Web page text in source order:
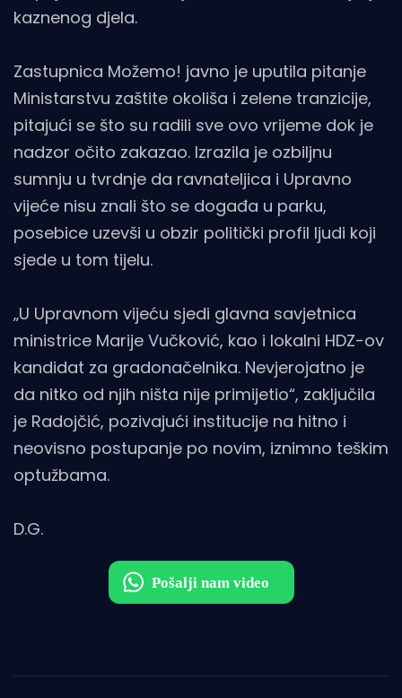
kaznenog djela.
Zastupnica Možemo! javno je uputila pitanje
Ministarstvu zaštite okoliša i zelene tranzicije,
pitajući se što su radili sve ovo vrijeme dok je
nadzor očito zakazao. Izrazila je ozbiljnu
sumnju u tvrdnje da ravnateljica i Upravno
vijeće nisu znali što se događa u parku,
posebice uzevši u obzir politički profil ljudi koji
sjede u tom tijelu.
„U Upravnom vijeću sjedi glavna savjetnica
ministrice Marije Vučković, kao i lokalni HDZ-ov
kandidat za gradonačelnika. Nevjerojatno je
da nitko od njih ništa nije primijetio“, zaključila
je Radojčić, pozivajući institucije na hitno i
neovisno postupanje po novim, iznimno teškim
optužbama.
D.G.